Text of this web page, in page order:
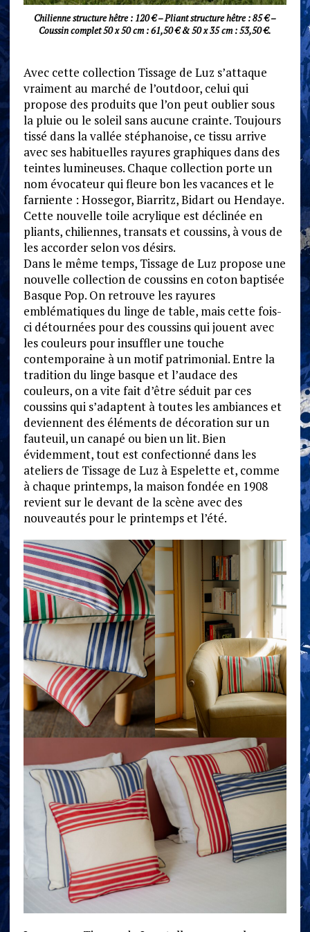
Chilienne structure hêtre : 120 € – Pliant structure hêtre : 85 € –
Coussin complet 50 x 50 cm : 61,50 € & 50 x 35 cm : 53,50 €.
Avec cette collection Tissage de Luz s’attaque
vraiment au marché de l’outdoor, celui qui
propose des produits que l’on peut oublier sous
la pluie ou le soleil sans aucune crainte. Toujours
tissé dans la vallée stéphanoise, ce tissu arrive
avec ses habituelles rayures graphiques dans des
teintes lumineuses. Chaque collection porte un
nom évocateur qui fleure bon les vacances et le
farniente : Hossegor, Biarritz, Bidart ou Hendaye.
Cette nouvelle toile acrylique est déclinée en
pliants, chiliennes, transats et coussins, à vous de
les accorder selon vos désirs.
Dans le même temps, Tissage de Luz propose une
nouvelle collection de coussins en coton baptisée
Basque Pop. On retrouve les rayures
emblématiques du linge de table, mais cette fois-
ci détournées pour des coussins qui jouent avec
les couleurs pour insuffler une touche
contemporaine à un motif patrimonial. Entre la
tradition du linge basque et l’audace des
couleurs, on a vite fait d’être séduit par ces
coussins qui s’adaptent à toutes les ambiances et
deviennent des éléments de décoration sur un
fauteuil, un canapé ou bien un lit. Bien
évidemment, tout est confectionné dans les
ateliers de Tissage de Luz à Espelette et, comme
à chaque printemps, la maison fondée en 1908
revient sur le devant de la scène avec des
nouveautés pour le printemps et l’été.